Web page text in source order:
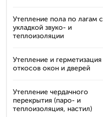
Утепление пола по лагам с
укладкой звуко- и
теплоизоляции
Утепление и герметизация
откосов окон и дверей
Утепление чердачного
перекрытия (паро- и
теплоизоляция, настил)